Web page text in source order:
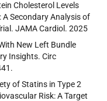
Cholesterol Levels
Secondary Analysis of
JAMA Cardiol. 2025
New Left Bundle
Insights. Circ
of Statins in Type 2
Risk: A Target